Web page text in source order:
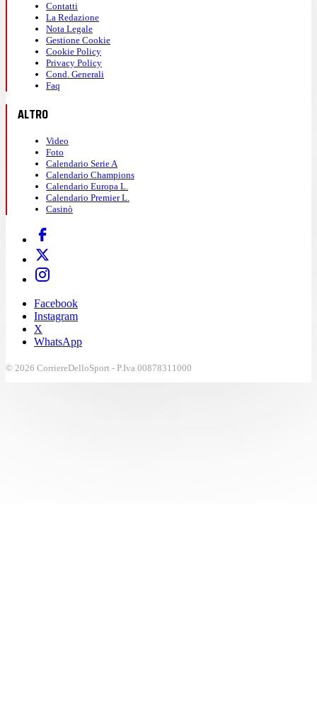
Contatti
La Redazione
Nota Legale
Gestione Cookie
Cookie Policy
Privacy Policy
Cond. Generali
Faq
ALTRO
Video
Foto
Calendario Serie A
Calendario Champions
Calendario Europa L.
Calendario Premier L.
Casinò
Facebook
Instagram
X
WhatsApp
© 2026 CorriereDelloSport - P.Iva 00878311000